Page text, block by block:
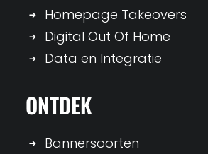
Homepage Takeovers
Digital Out Of Home
Data en Integratie
ONTDEK
Bannersoorten